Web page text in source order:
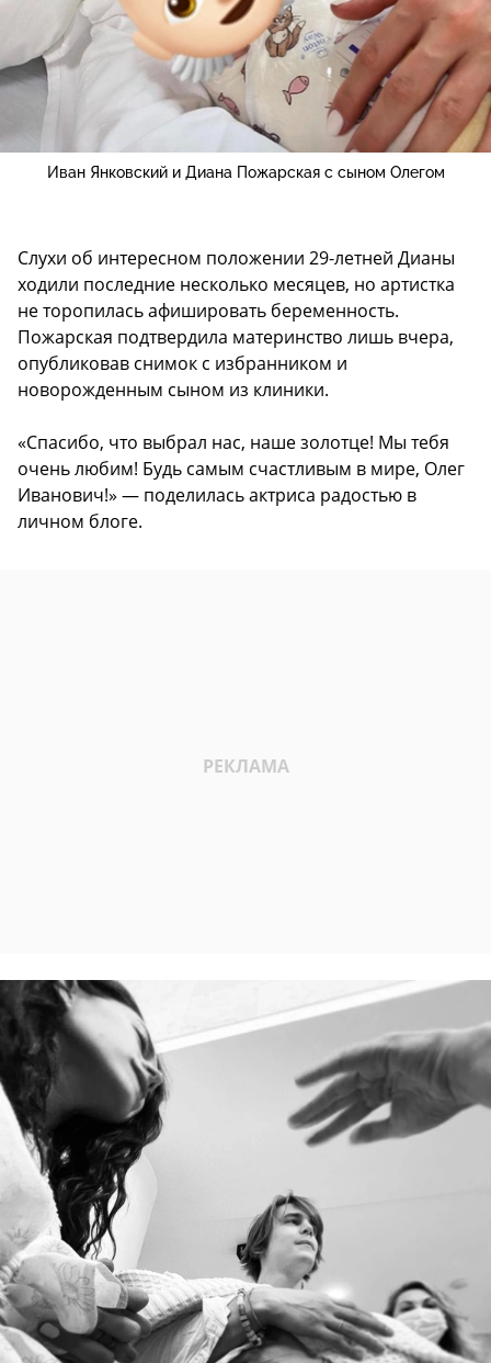
Иван Янковский и Диана Пожарская с сыном Олегом
Слухи об интересном положении 29-летней Дианы
ходили последние несколько месяцев, но артистка
не торопилась афишировать беременность.
Пожарская подтвердила материнство лишь вчера,
опубликовав снимок с избранником и
новорожденным сыном из клиники.
«Спасибо, что выбрал нас, наше золотце! Мы тебя
очень любим! Будь самым счастливым в мире, Олег
Иванович!» — поделилась актриса радостью в
личном блоге.